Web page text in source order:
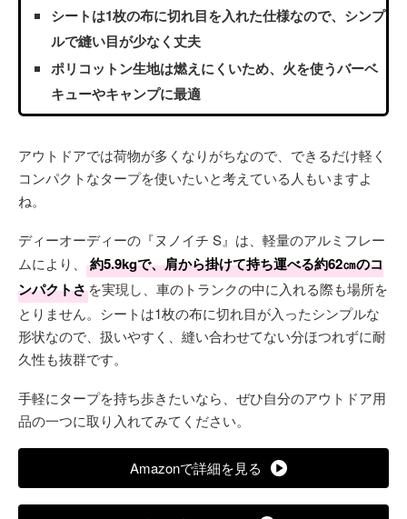
シートは1枚の布に切れ目を入れた仕様なので、シンプ
ルで縫い目が少なく丈夫
ポリコットン生地は燃えにくいため、火を使うバーベ
キューやキャンプに最適
アウトドアでは荷物が多くなりがちなので、できるだけ軽く
コンパクトなタープを使いたいと考えている人もいますよ
ね。
ディーオーディーの『ヌノイチ S』は、軽量のアルミフレー
ムにより、
約5.9kgで、肩から掛けて持ち運べる約62㎝のコ
ンパクトさを実現し、車のトランクの中に入れる際も場所を
とりません。シートは1枚の布に切れ目が入ったシンプルな
形状なので、扱いやすく、縫い合わせてない分ほつれずに耐
久性も抜群です。
手軽にタープを持ち歩きたいなら、ぜひ自分のアウトドア用
品の一つに取り入れてみてください。
Amazonで詳細を見る